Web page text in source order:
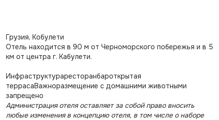
Грузия, Кобулети
Отель находится в 90 м от Черноморского побережья и в 5
км от центра г. Кабулети.
Инфраструктураресторанбароткрытая
террасаВажноразмещение с домашними животными
запрещено
Администрация отеля оставляет за собой право вносить
любые изменения в концепцию отеля, в том числе о наборе